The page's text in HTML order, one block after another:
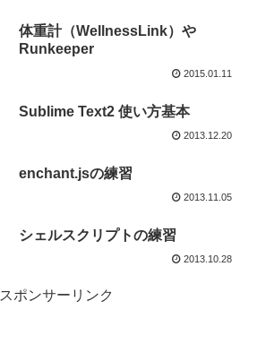
体重計（WellnessLink）や
Runkeeper
2015.01.11
Sublime Text2 使い方基本
2013.12.20
enchant.jsの練習
2013.11.05
シェルスクリプトの練習
2013.10.28
スポンサーリンク